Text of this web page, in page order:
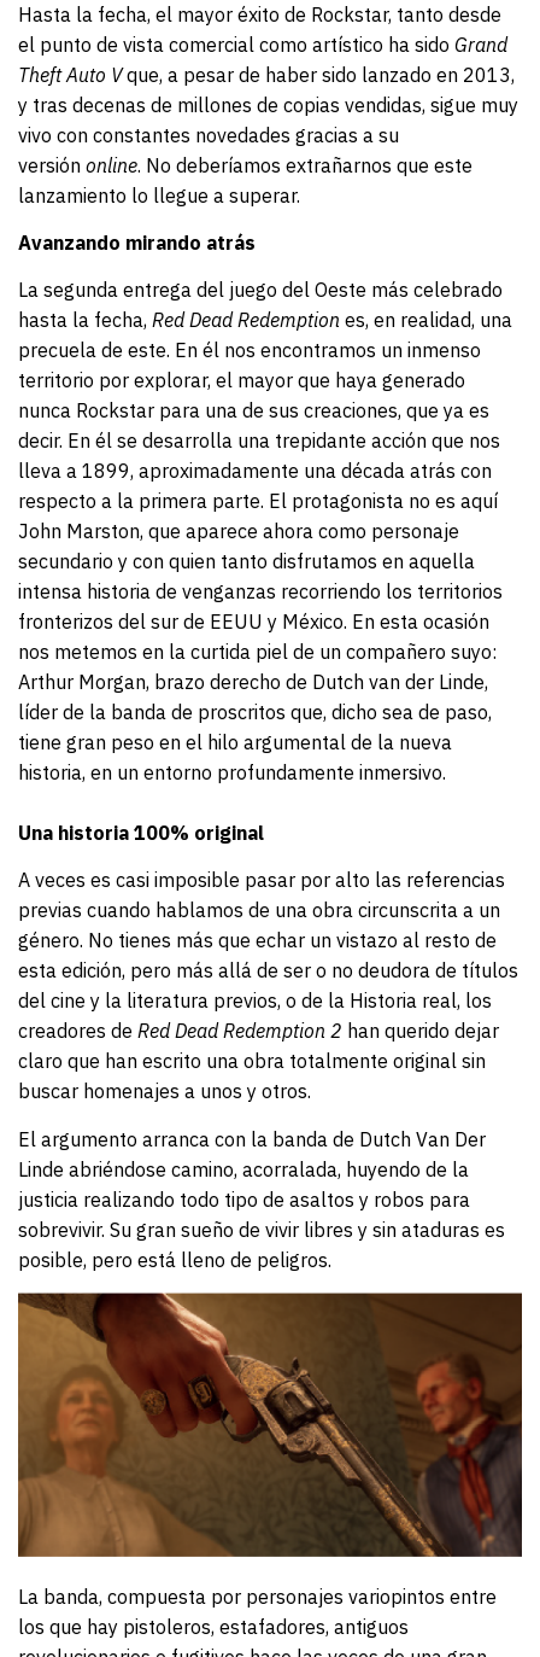
Hasta la fecha, el mayor éxito de Rockstar, tanto desde
el punto de vista comercial como artístico ha sido Grand
Theft Auto Vque, a pesar de haber sido lanzado en 2013,
y tras decenas de millones de copias vendidas, sigue muy
vivo con constantes novedades gracias a su
versión online. No deberíamos extrañarnos que este
lanzamiento lo llegue a superar.
Avanzando mirando atrás
La segunda entrega del juego del Oeste más celebrado
hasta la fecha, Red Dead Redemption es, en realidad, una
precuela de este. En él nos encontramos un inmenso
territorio por explorar, el mayor que haya generado
nunca Rockstar para una de sus creaciones, que ya es
decir. En él se desarrolla una trepidante acción que nos
lleva a 1899, aproximadamente una década atrás con
respecto a la primera parte. El protagonista no es aquí
John Marston, que aparece ahora como personaje
secundario y con quien tanto disfrutamos en aquella
intensa historia de venganzas recorriendo los territorios
fronterizos del sur de EEUU y México. En esta ocasión
nos metemos en la curtida piel de un compañero suyo:
Arthur Morgan, brazo derecho de Dutch van der Linde,
líder de la banda de proscritos que, dicho sea de paso,
tiene gran peso en el hilo argumental de la nueva
historia, en un entorno profundamente inmersivo.
Una historia 100% original
A veces es casi imposible pasar por alto las referencias
previas cuando hablamos de una obra circunscrita a un
género. No tienes más que echar un vistazo al resto de
esta edición, pero más allá de ser o no deudora de títulos
del cine y la literatura previos, o de la Historia real, los
creadores de Red Dead Redemption 2 han querido dejar
claro que han escrito una obra totalmente original sin
buscar homenajes a unos y otros.
El argumento arranca con la banda de Dutch Van Der
Linde abriéndose camino, acorralada, huyendo de la
justicia realizando todo tipo de asaltos y robos para
sobrevivir. Su gran sueño de vivir libres y sin ataduras es
posible, pero está lleno de peligros.
La banda, compuesta por personajes variopintos entre
los que hay pistoleros, estafadores, antiguos